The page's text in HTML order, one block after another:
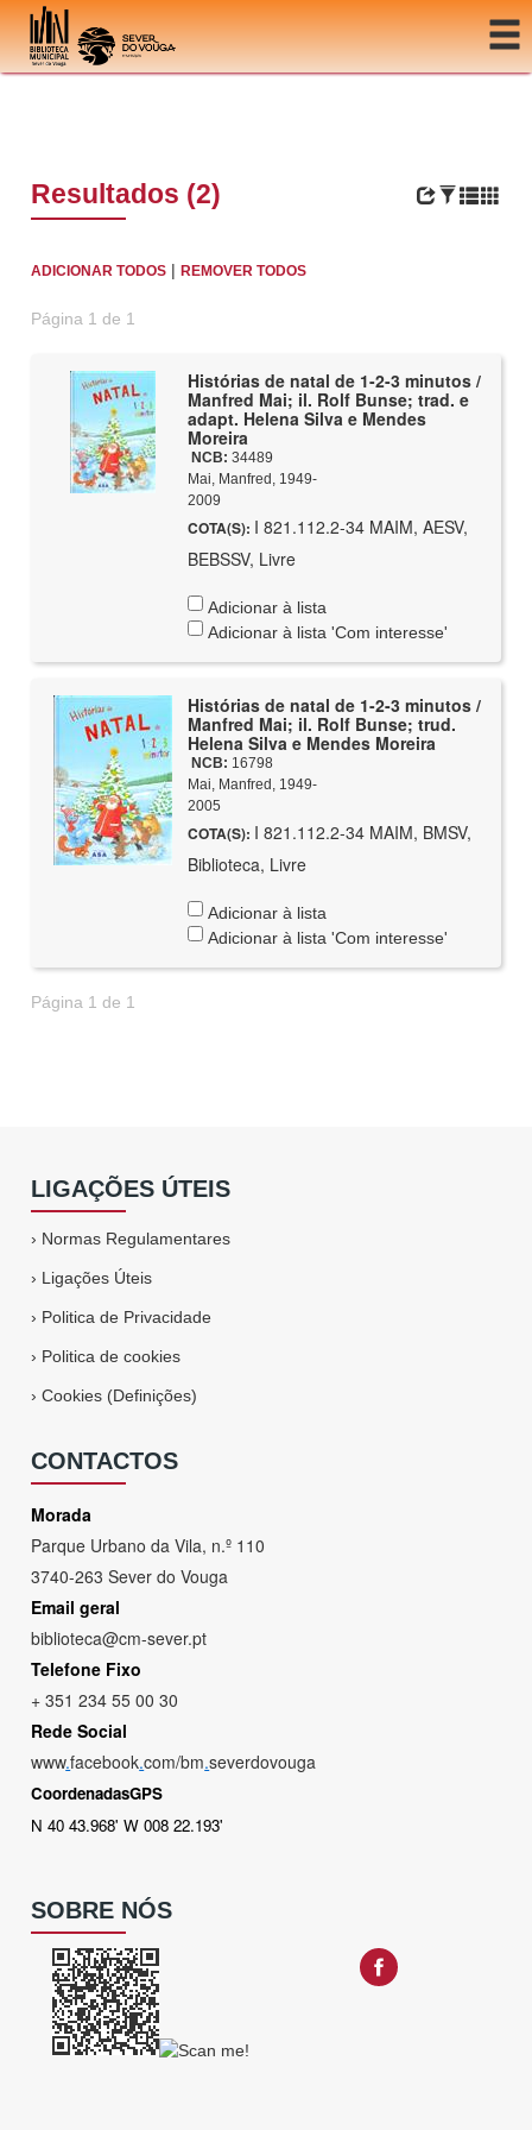
Ir para o conteúdo
Resultados (2)
ADICIONAR TODOS |REMOVER TODOS
Página 1 de 1
Histórias de natal de 1-2-3 minutos /
Manfred Mai; il. Rolf Bunse; trad. e
adapt. Helena Silva e Mendes
Moreira
NCB: 34489
Mai, Manfred, 1949-
2009
COTA(S): I 821.112.2-34 MAIM, AESV,
BEBSSV, Livre
Adicionar à lista
Adicionar à lista 'Com interesse'
Histórias de natal de 1-2-3 minutos /
Manfred Mai; il. Rolf Bunse; trud.
Helena Silva e Mendes Moreira
NCB: 16798
Mai, Manfred, 1949-
2005
COTA(S): I 821.112.2-34 MAIM, BMSV,
Biblioteca, Livre
Adicionar à lista
Adicionar à lista 'Com interesse'
Página 1 de 1
LIGAÇÕES ÚTEIS
› Normas Regulamentares
› Ligações Úteis
› Politica de Privacidade
› Politica de cookies
›Cookies (Definições)
CONTACTOS
Morada
Parque Urbano da Vila, n.º 110
3740-263 Sever do Vouga
Email geral
biblioteca@cm-sever.pt
Telefone Fixo
+ 351 234 55 00 30
Rede Social
www.facebook.com/bm.severdovouga
CoordenadasGPS
N 40 43.968' W 008 22.193'
SOBRE NÓS